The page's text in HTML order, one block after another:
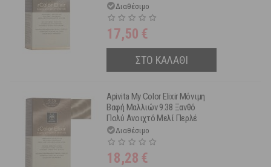
Διαθέσιμο
17,50 €
ΣΤΟ ΚΑΛΑΘΙ
Apivita My Color Elixir Μόνιμη
Βαφή Μαλλιών 9.38 Ξανθό
Πολύ Ανοιχτό Μελί Περλέ
Διαθέσιμο
18,28 €